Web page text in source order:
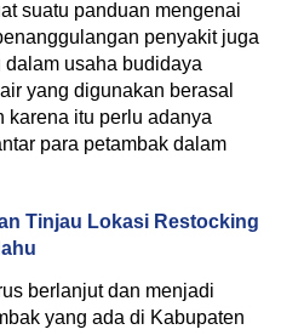
suatu panduan mengenai
penyakit juga
usaha budidaya
yang digunakan berasal
karena itu perlu adanya
para petambak dalam
Tinjau Lokasi Restocking
berlanjut dan menjadi
yang ada di Kabupaten